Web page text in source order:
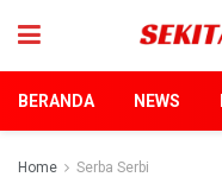
BERANDA NEWS
Home Serba Serbi